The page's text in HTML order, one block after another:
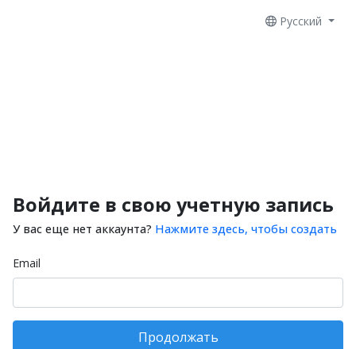
Русский
Войдите в свою учетную запись
У вас еще нет аккаунта? Нажмите здесь, чтобы создать
Email
Продолжать